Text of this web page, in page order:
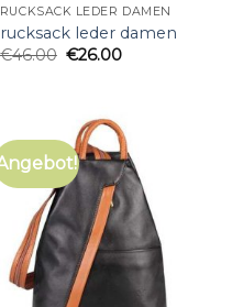
RUCKSACK LEDER DAMEN
rucksack leder damen
€46.00 €26.00